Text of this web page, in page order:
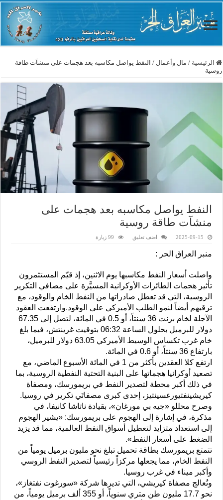
الرئيسية / مال وأعمال / النفط يواصل مكاسبه بعد هجمات على منشآت طاقة
روسية
النفط يواصل مكاسبه بعد هجمات على
منشآت طاقة روسية
2025-09-15 اضف تعليق 99 زيارة
منبر العراق الحر :
واصلت أسعار النفط مكاسبها يوم الاثنين، إذ قيّم المستثمرون
تأثير هجمات الطائرات الأوكرانية المسيَّرة على مصافي التكرير
الروسية، التي قد تعطل صادراتها من النفط الخام والوقود، مع
ترقبهم أيضاً لنمو الطلب الأميركي على الوقود.وارتفعت العقود
الآجلة لخام برنت 36 سنتاً، أو 0.5 في المائة، لتصل إلى 67.35
دولار للبرميل بحلول الساعة 06:32 بتوقيت غرينتش، فيما بلغ
خام غرب تكساس الوسيط الأميركي 63.05 دولار للبرميل،
بارتفاع 36 سنتاً، أو 0.6 في المائة.
ارتفع كلا العقدين بأكثر من 1 في المائة الأسبوع الماضي، مع
تصعيد أوكرانيا هجماتها على البنية التحتية النفطية الروسية، بما
في ذلك أكبر محطة لتصدير النفط في بريمورسك، ومصفاة
كيريشينفتيورغسينتيز، إحدى كبرى مصفاتَي تكرير في روسيا.
وصرح محللو «جيه بي مورغان»، بقيادة ناتاشا كانيفا، في
مذكرة، في إشارة إلى الهجوم على بريمورسك: «يشير الهجوم
إلى استعداد متزايد لتعطيل أسواق النفط العالمية، مما قد يزيد
الضغط على أسعار النفط».
تتمتع بريمورسك بطاقة تحميل تبلغ نحو مليون برميل يومياً من
النفط الخام، مما يجعلها مركزاً رئيسياً لتصدير النفط الروسي
وأكبر ميناء في غرب روسيا.
وتُعالج مصفاة كيريشي، التي تديرها شركة «سورغوت نفتغاز»،
نحو 17.7 مليون طن متري سنوياً، أو 355 ألف برميل يومياً، من